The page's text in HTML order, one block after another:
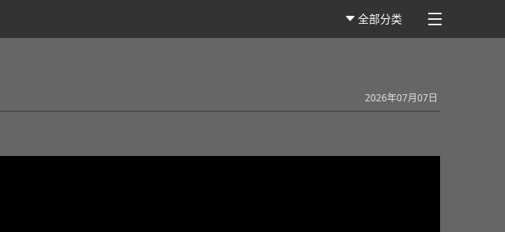
全部分类
2026年07月07日